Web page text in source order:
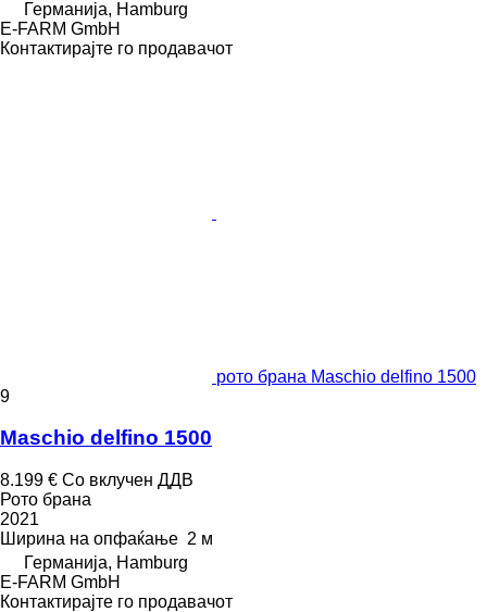
Германија, Hamburg
E-FARM GmbH
Контактирајте го продавачот
рото брана Maschio delfino 1500
9
Maschio delfino 1500
8.199 € Со вклучен ДДВ
Рото брана
2021
Ширина на опфаќање 2 м
Германија, Hamburg
E-FARM GmbH
Контактирајте го продавачот